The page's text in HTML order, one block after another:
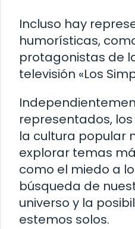
Incluso hay
humorísticas,
protagonistas de
televisión «Los
representados,
la cultura popular
explorar temas
como el miedo a
búsqueda de
universo y la
estemos solos.